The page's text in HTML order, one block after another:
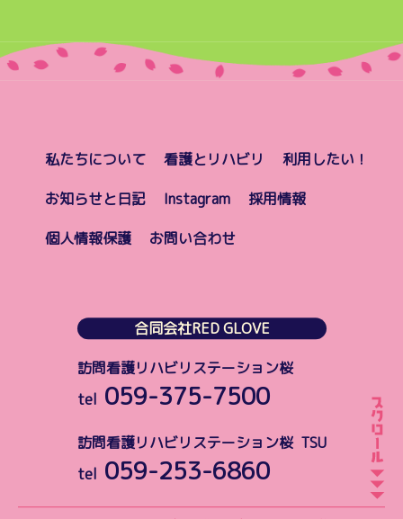
合同会社RED GLOVE
訪問看護リハビリステーション桜
tel 059-375-7500
訪問看護リハビリステーション桜 TSU
tel 059-253-6860
私たちについて 看護とリハビリ
利用したい！
お知らせと日記
Instagram
採用情報
個人情報保護
お問い合わせ